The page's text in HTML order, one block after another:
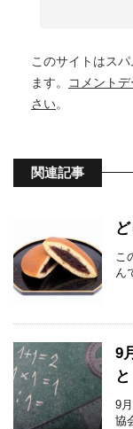
このサイトはス
ます。
コメント
さい。
関連記事
こ
ん
9
と
9
協